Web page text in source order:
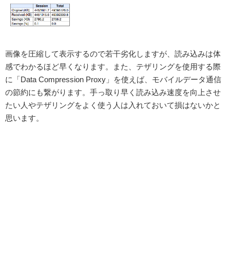
画像を圧縮して表示するので若干劣化しますが、読み込みは体
感でわかるほど早くなります。また、テザリングを使用する際
に「Data Compression Proxy」を使えば、モバイルデータ通信
の節約にも繋がります。手っ取り早く読み込み速度を向上させ
たい人やテザリングをよく使う人は入れておいて損はないかと
思います。